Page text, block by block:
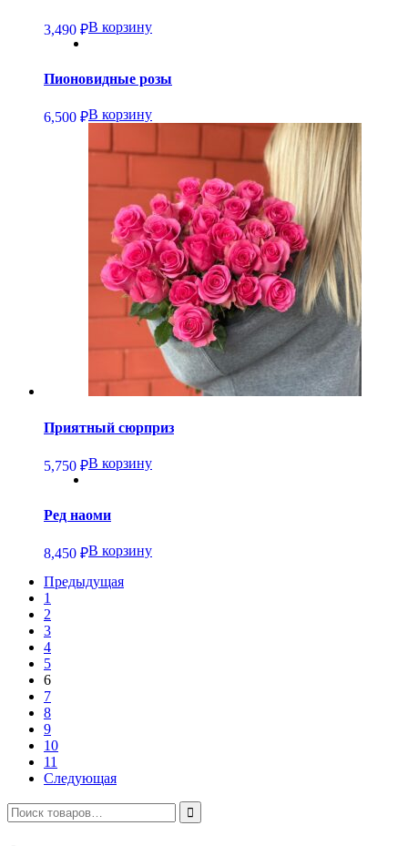
3,490 ₽В корзину
Пионовидные розы
6,500 ₽В корзину
Приятный сюрприз
5,750 ₽В корзину
Ред наоми
8,450 ₽В корзину
Предыдущая
1
2
3
4
5
6
7
8
9
10
11
Следующая